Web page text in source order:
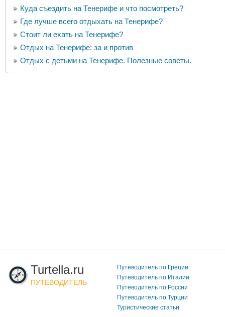
Куда съездить на Тенерифе и что посмотреть?
Где лучше всего отдыхать на Тенерифе?
Стоит ли ехать на Тенерифе?
Отдых на Тенерифе: за и против
Отдых с детьми на Тенерифе. Полезные советы.
Turtella.ru
ПУТЕВОДИТЕЛЬ
Путеводитель по Греции
Путеводитель по Италии
Путеводитель по России
Путеводитель по Турции
Туристические статьи